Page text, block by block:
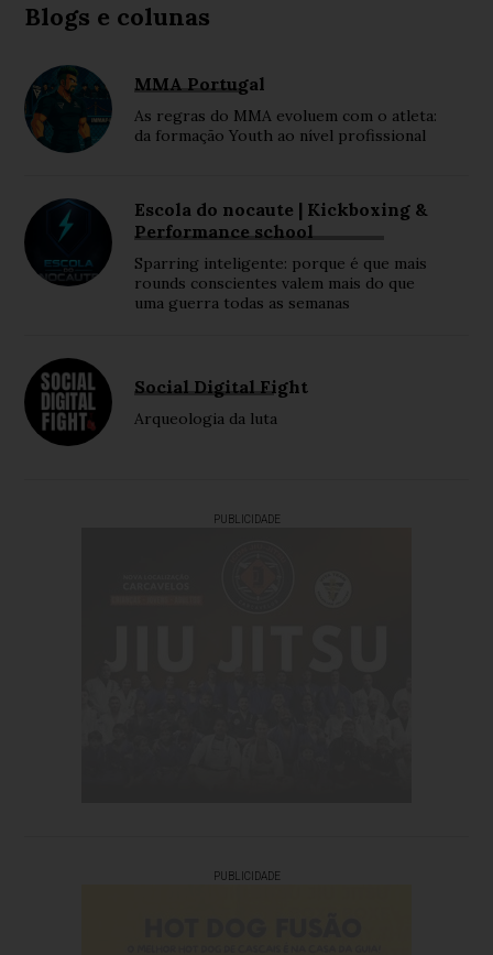
Blogs e colunas
MMA Portugal
As regras do MMA evoluem com o atleta:
da formação Youth ao nível profissional
Escola do nocaute | Kickboxing &
Performance school
Sparring inteligente: porque é que mais
rounds conscientes valem mais do que
uma guerra todas as semanas
Social Digital Fight
Arqueologia da luta
PUBLICIDADE
PUBLICIDADE